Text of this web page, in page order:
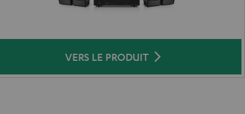
VERS LE PRODUIT